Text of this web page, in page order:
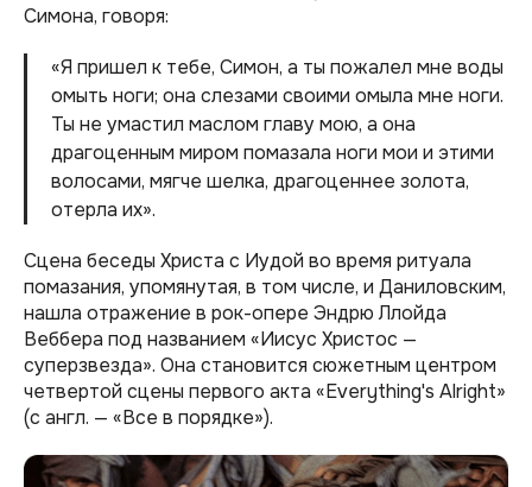
Симона, говоря:
«Я пришел к тебе, Симон, а ты пожалел мне воды
омыть ноги; она слезами своими омыла мне ноги.
Ты не умастил маслом главу мою, а она
драгоценным миром помазала ноги мои и этими
волосами, мягче шелка, драгоценнее золота,
отерла их».
Сцена беседы Христа с Иудой во время ритуала
помазания, упомянутая, в том числе, и Даниловским,
нашла отражение в рок-опере Эндрю Ллойда
Веббера под названием «Иисус Христос —
суперзвезда»‎. Она становится сюжетным центром
четвертой сцены первого акта «Everything's Alright»‎
(с англ. — «Все в порядке»‎).